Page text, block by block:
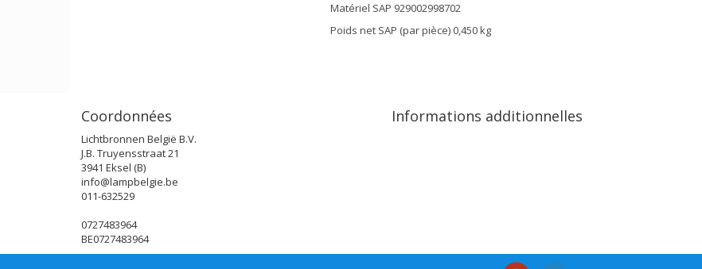
Matériel SAP 929002998702
Poids net SAP (par pièce) 0,450 kg
Coordonnées
Lichtbronnen België B.V.
J.B. Truyensstraat 21
3941 Eksel (B)
info@lampbelgie.be
011-632529
0727483964
BE0727483964
Informations additionnelles